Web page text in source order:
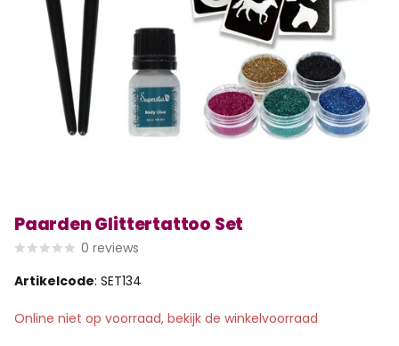
Paarden Glittertattoo Set
0 reviews
Artikelcode: SET134
Online niet op voorraad, bekijk de winkelvoorraad